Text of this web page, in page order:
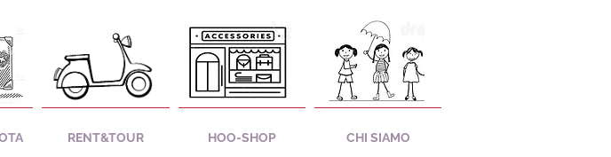
RENT&TOUR HOO-SHOP CHI SIAMO